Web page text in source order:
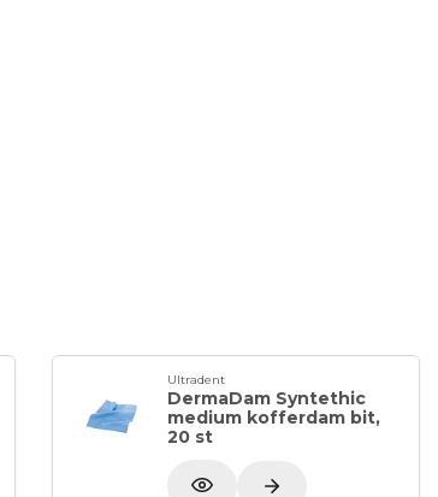
Ultradent
DermaDam Syntethic
medium kofferdam bit,
20 st